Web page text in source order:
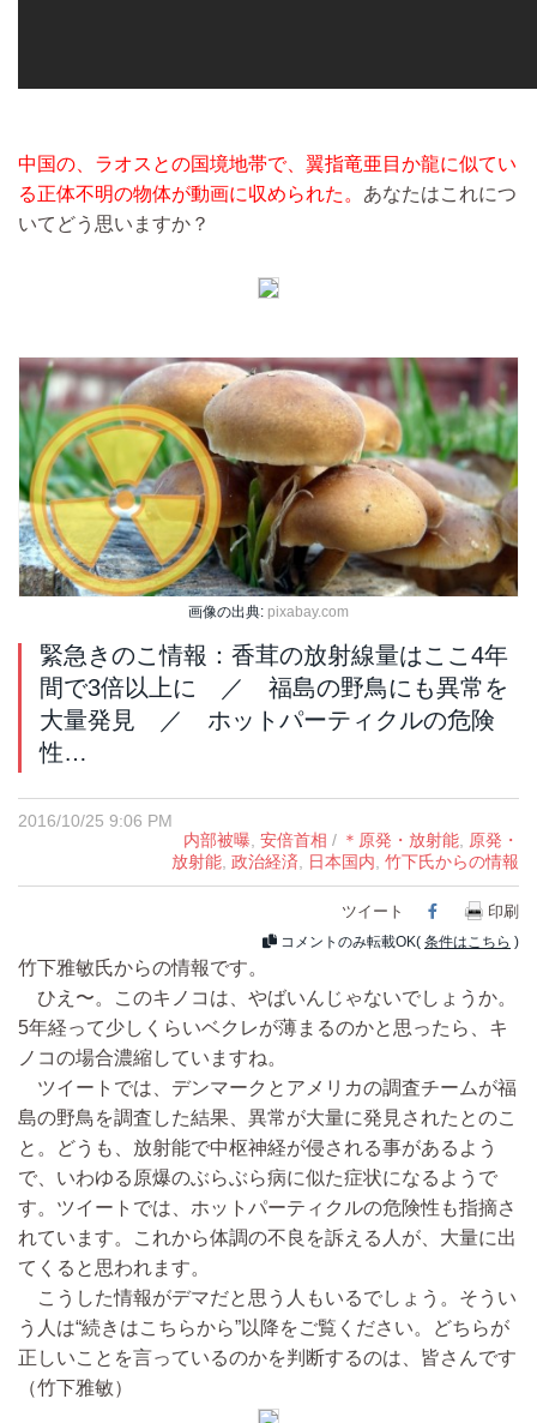
中国の、ラオスとの国境地帯で、翼指竜亜目か龍に似てい
る正体不明の物体が動画に収められた。 あなたはこれにつ
いてどう思いますか？
画像の出典: pixabay.com
緊急きのこ情報：香茸の放射線量はここ4年
間で3倍以上に ／ 福島の野鳥にも異常を
大量発見 ／ ホットパーティクルの危険
性…
2016/10/25 9:06 PM
内部被曝 安倍首相 / ＊原発・放射能
原発・
放射能 政治経済 日本国内 竹下氏からの情報
ツイート Facebook
印刷
コメントのみ転載OK( 条件はこちら )
竹下雅敏氏からの情報です。
ひえ〜。このキノコは、やばいんじゃないでしょうか。
5年経って少しくらいベクレが薄まるのかと思ったら、キ
ノコの場合濃縮していますね。
ツイートでは、デンマークとアメリカの調査チームが福
島の野鳥を調査した結果、異常が大量に発見されたとのこ
と。どうも、放射能で中枢神経が侵される事があるよう
で、いわゆる原爆のぶらぶら病に似た症状になるようで
す。ツイートでは、ホットパーティクルの危険性も指摘さ
れています。これから体調の不良を訴える人が、大量に出
てくると思われます。
こうした情報がデマだと思う人もいるでしょう。そうい
う人は“続きはこちらから”以降をご覧ください。どちらが
正しいことを言っているのかを判断するのは、皆さんです
（竹下雅敏）